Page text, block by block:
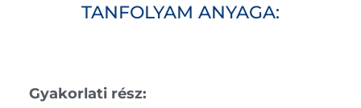
TANFOLYAM ANYAGA:
Gyakorlati rész: